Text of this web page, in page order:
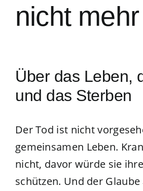
nicht
Über das Leben,
und das Sterben
Der Tod ist nicht
gemeinsamen Leben.
nicht, davor würde sie
schützen. Und der Glaube